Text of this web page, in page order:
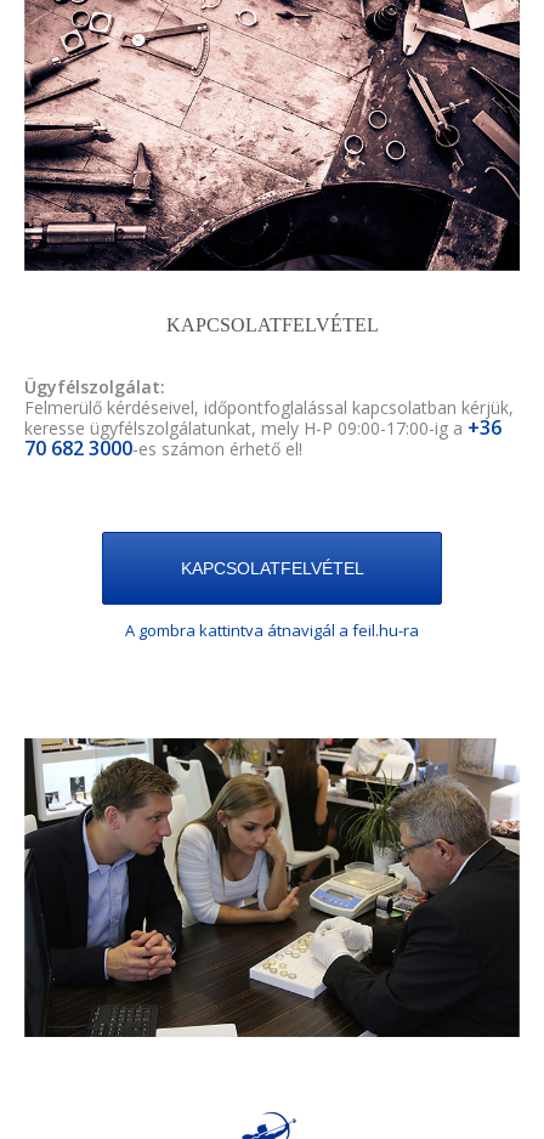
KAPCSOLATFELVÉTEL
Ügyfélszolgálat:
Felmerülő kérdéseivel, időpontfoglalással kapcsolatban kérjük,
keresse ügyfélszolgálatunkat, mely H-P 09:00-17:00-ig a +36
70 682 3000-es számon érhető el!
KAPCSOLATFELVÉTEL
A gombra kattintva átnavigál a feil.hu-ra